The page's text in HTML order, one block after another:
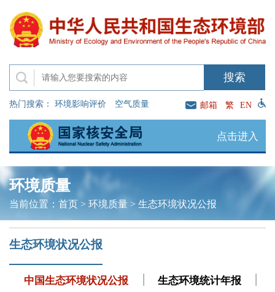
热门搜索： 环境影响评价 空气质量 邮箱 繁 EN
点击进入
环境质量
当前位置： 首页> 环境质量> 生态环境状况公报
生态环境状况公报
中国生态环境状况公报 生态环境统计年报